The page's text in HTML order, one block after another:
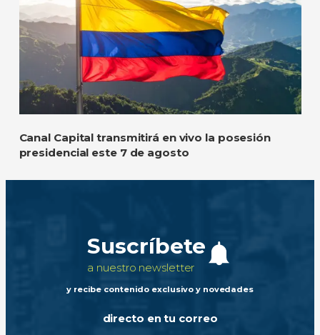
Canal Capital transmitirá en vivo la posesión
presidencial este 7 de agosto
Suscríbete
a nuestro newsletter
y recibe contenido exclusivo y novedades
directo en tu correo